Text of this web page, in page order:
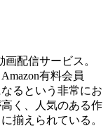
配信サービス。
有料会員
るという非常にお
く、人気のある作
揃えられている。